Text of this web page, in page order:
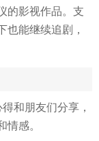
的影视作品。支
也能继续追剧，
和朋友们分享，
情感。